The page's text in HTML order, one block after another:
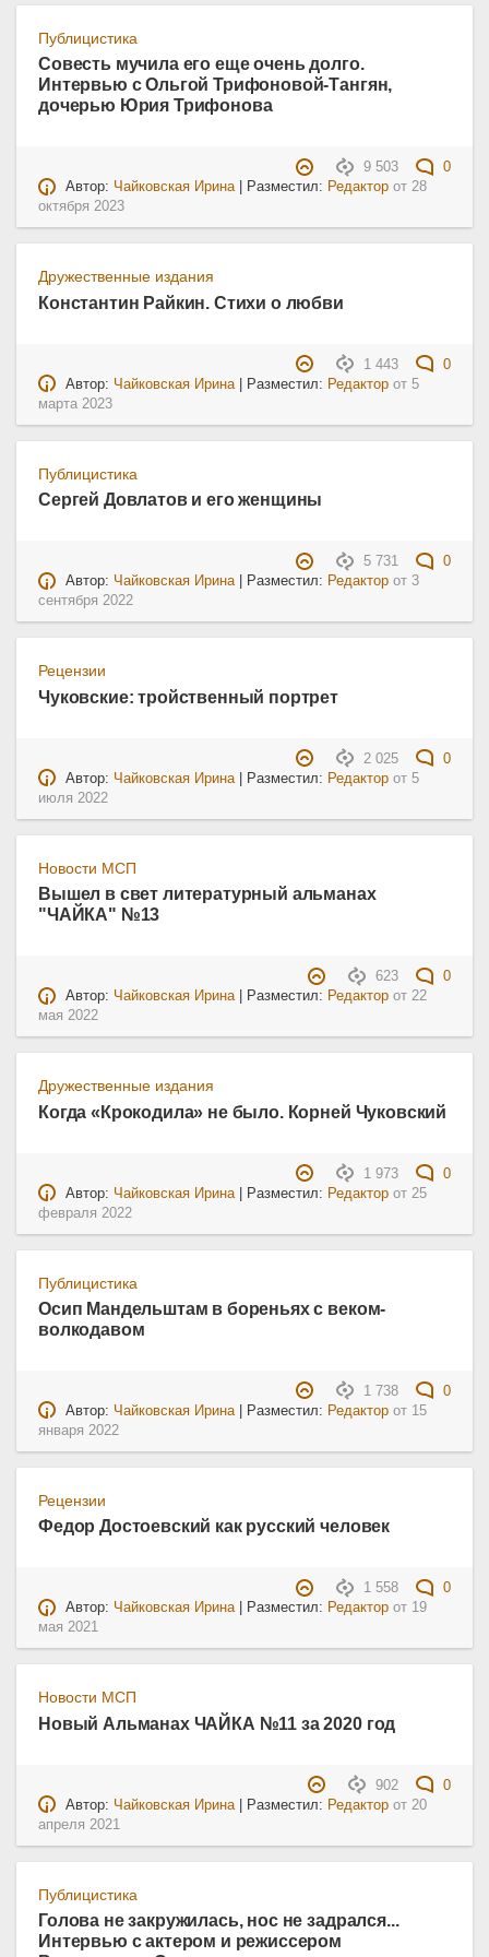
Публицистика
Совесть мучила его еще очень долго.
Интервью с Ольгой Трифоновой-Тангян,
дочерью Юрия Трифонова
9 503
0
Автор: Чайковская Ирина| Разместил: Редактор от28
октября 2023
Дружественные издания
Константин Райкин. Стихи о любви
1 443
0
Автор: Чайковская Ирина| Разместил: Редактор от5
марта 2023
Публицистика
Сергей Довлатов и его женщины
5 731
0
Автор: Чайковская Ирина| Разместил: Редактор от 3
сентября 2022
Рецензии
Чуковские: тройственный портрет
2 025
0
Автор: Чайковская Ирина | Разместил: Редактор от5
июля 2022
Новости МСП
Вышел в свет литературный альманах
"ЧАЙКА" №13
623
0
Автор: Чайковская Ирина| Разместил: Редактор от22
мая 2022
Дружественные издания
Когда «Крокодила» не было. Корней Чуковский
1 973
0
Автор: Чайковская Ирина | Разместил: Редактор от 25
февраля 2022
Публицистика
Осип Мандельштам в бореньях с веком-
волкодавом
1 738
0
Автор: Чайковская Ирина| Разместил: Редактор от 15
января 2022
Рецензии
Федор Достоевский как русский человек
1 558
0
Автор: Чайковская Ирина| Разместил: Редактор от 19
мая 2021
Новости МСП
Новый Альманах ЧАЙКА №11 за 2020 год
902
0
Автор: Чайковская Ирина| Разместил: Редактор от20
апреля 2021
Публицистика
Голова не закружилась, нос не задрался...
Интервью с актером и режиссером